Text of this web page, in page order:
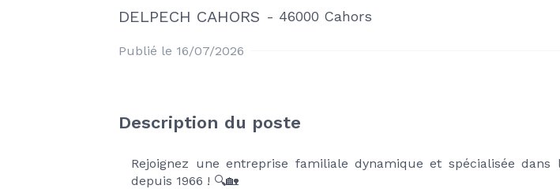
DELPECH CAHORS - 46000 Cahors
Publié le 16/07/2026
Description du poste
Rejoignez une entreprise familiale dynamique et spécialisée
depuis 1966 ! 🔍🏡